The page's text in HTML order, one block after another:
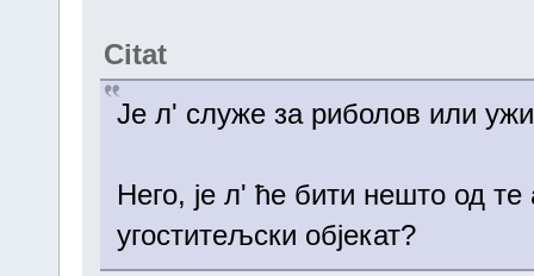
Citat
Је л' служе за риболов или
Него, је л' ће бити нешто од те
угоститељски објекат?